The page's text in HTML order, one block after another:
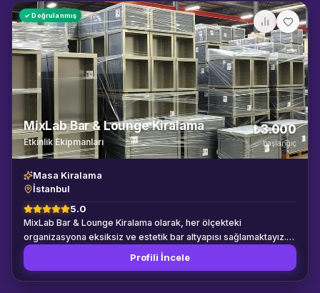
✓ Doğrulanmış
MixLab Bar & Lounge Kiralama
Etkinlik Ekipmanları
₺3.000
başlangıç
Masa Kiralama
İstanbul
5.0
MixLab Bar & Lounge Kiralama olarak, her ölçekteki
organizasyona eksiksiz ve estetik bar altyapısı sağlamaktayız.
Modern etkinliklerin kokteyl ve içecek servis alanlarındaki
yüksek standart beklentilerini karşılamak üzere kurulan
firmamız, geniş envanteriyle lojistik kolaylık ve şık tasarımı bir
Profili İncele